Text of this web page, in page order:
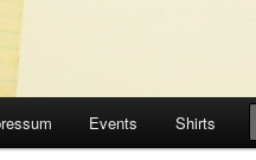
Events Shirts